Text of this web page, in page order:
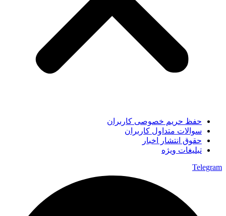
حفظ حریم خصوصی کاربران
سوالات متداول کاربران
حقوق انتشار اخبار
تبلیغات ویژه
Telegram